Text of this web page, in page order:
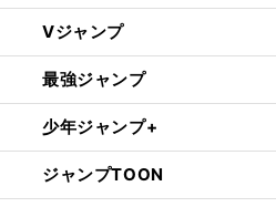
Vジャンプ
最強ジャンプ
少年ジャンプ+
ジャンプTOON